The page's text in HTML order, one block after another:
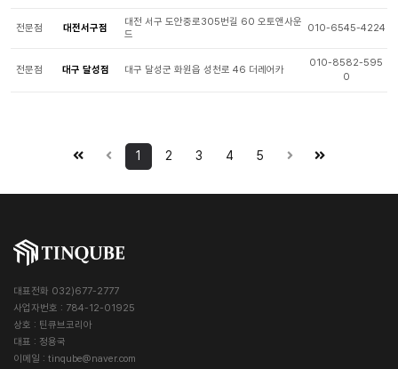
전문점 대전서구점
대전 서구 도안중로305번길 60 오토앤사운
드
010-6545-4224
전문점 대구 달성점 대구 달성군 화원읍 성천로 46 더레어카
010-8582-595
0
1 2 3 4 5
대표전화 032)677-2777
사업자번호 : 784-12-01925
상호 : 틴큐브코리아
대표 : 정용국
이메일 : tinqube@naver.com